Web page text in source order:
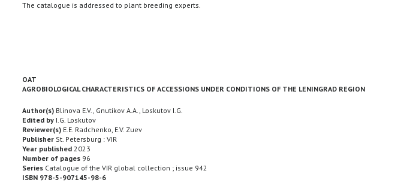
The catalogue is addressed to plant breeding experts.
OAT
AGROBIOLOGICAL CHARACTERISTICS OF ACCESSIONS UNDER CONDITIONS OF THE LENINGRAD REGION
Author(s) Blinova E.V., Gnutikov A.A., Loskutov I.G.
Edited by I.G. Loskutov
Reviewer(s) E.E. Radchenko, E.V. Zuev
Publisher St. Petersburg : VIR
Year published 2023
Number of pages 96
Series Catalogue of the VIR global collection ; issue 942
ISBN 978-5-907145-98-6